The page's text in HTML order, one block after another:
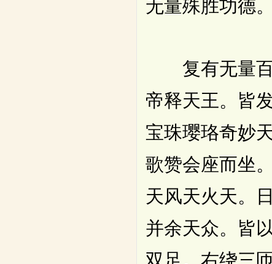
无量殊胜功德
复有无量百
帝释天王。皆
宝珠璎珞奇妙
歌赞会座而坐
天风天火天。
并余天众。皆